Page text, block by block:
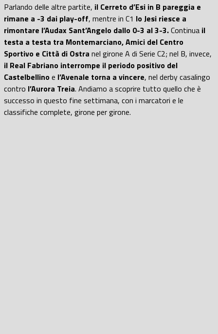
Parlando delle altre partite, il Cerreto d’Esi in B pareggia e
rimane a -3 dai play-off, mentre in C1 lo Jesi riesce a
rimontare l’Audax Sant’Angelo dallo 0-3 al 3-3.Continua il
testa a testa tra Montemarciano, Amici del Centro
Sportivo e Città di Ostra nel girone A di Serie C2; nel B, invece,
il Real Fabriano interrompe il periodo positivo del
Castelbellinoe l’Avenale torna a vincere, nel derby casalingo
contro l’Aurora Treia. Andiamo a scoprire tutto quello che è
successo in questo fine settimana, con i marcatori e le
classifiche complete, girone per girone.